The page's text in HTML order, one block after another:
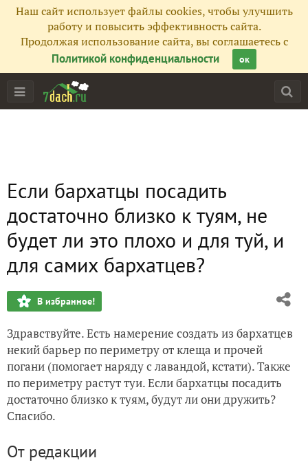
Наш сайт использует файлы cookies, чтобы улучшить
работу и повысить эффективность сайта.
Продолжая использование сайта, вы соглашаетесь с
Политикой конфиденциальности
ок
Если бархатцы посадить
достаточно близко к туям, не
будет ли это плохо и для туй, и
для самих бархатцев?
В избранное!
Здравствуйте. Есть намерение создать из бархатцев
некий барьер по периметру от клеща и прочей
погани (помогает наряду с лавандой, кстати). Также
по периметру растут туи. Если бархатцы посадить
достаточно близко к туям, будут ли они дружить?
Спасибо.
От редакции